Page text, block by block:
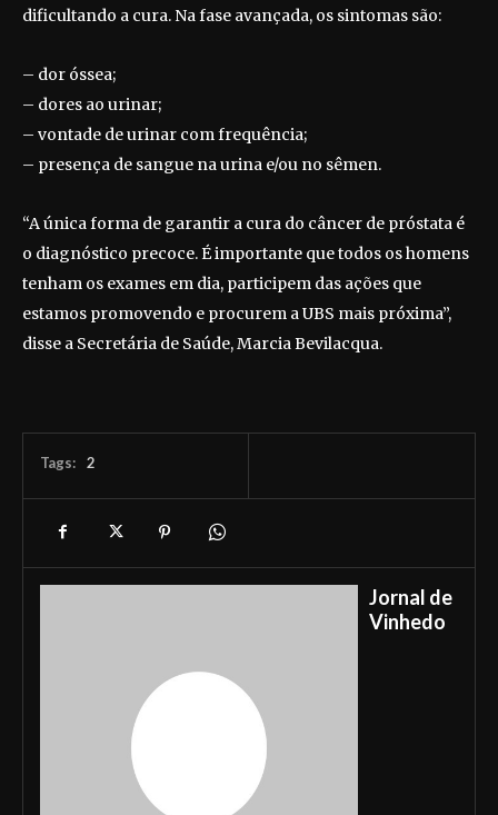
dificultando a cura. Na fase avançada, os sintomas são:
– dor óssea;
– dores ao urinar;
– vontade de urinar com frequência;
– presença de sangue na urina e/ou no sêmen.
“A única forma de garantir a cura do câncer de próstata é
o diagnóstico precoce. É importante que todos os homens
tenham os exames em dia, participem das ações que
estamos promovendo e procurem a UBS mais próxima”,
disse a Secretária de Saúde, Marcia Bevilacqua.
Tags: 2
Jornal de
Vinhedo